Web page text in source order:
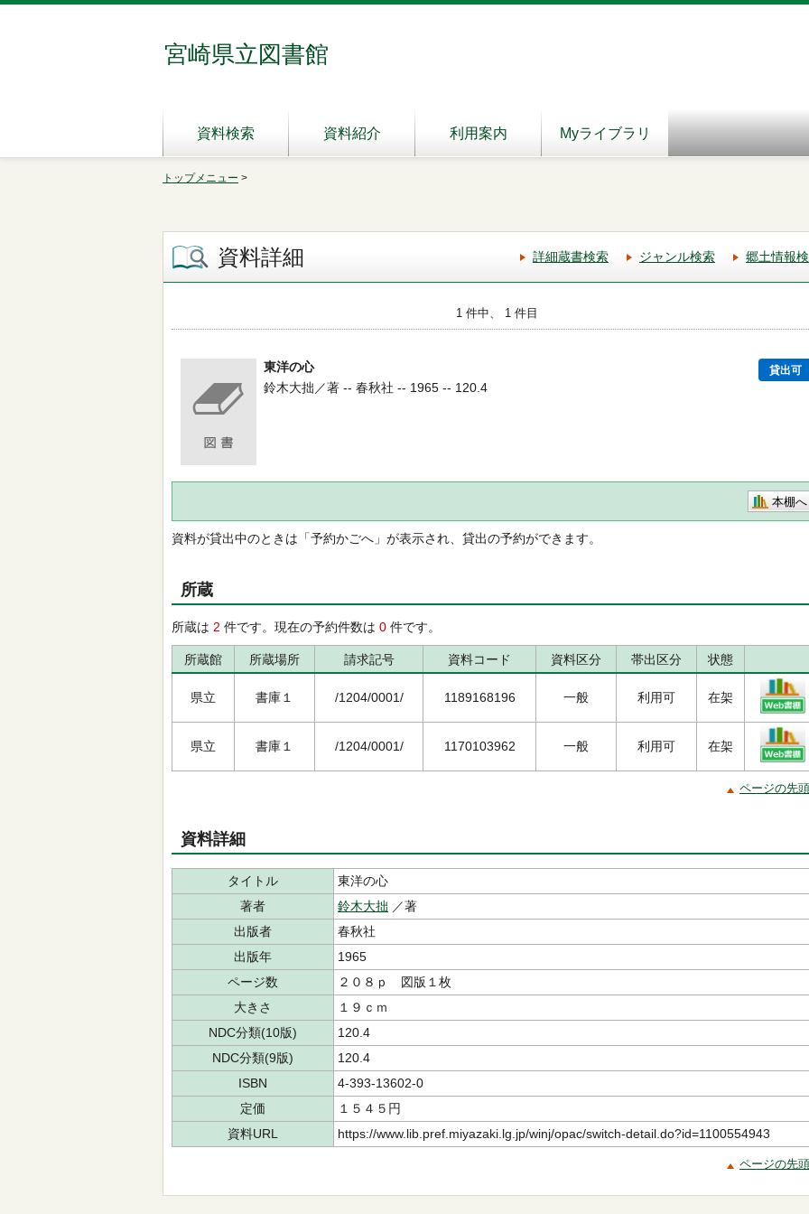
宮崎県立図書館
資料検索 資料紹介 利用案内 Myライブラリ
トップメニュー >
資料詳細 詳細蔵書検索 ジャンル検索 郷土情報
1 件中、 1 件目
東洋の心 貸出可
鈴木大拙／著 -- 春秋社 -- 1965 -- 120.4
本棚へ
資料が貸出中のときは「予約かごへ」が表示され、貸出の予約ができます。
所蔵
所蔵は 2 件です。現在の予約件数は 0 件です。
所蔵館 所蔵場所 請求記号 資料コード 資料区分 帯出区分 状態
県立 書庫１ /1204/0001/ 1189168196 一般 利用可 在架
県立 書庫１ /1204/0001/ 1170103962 一般 利用可 在架
ページの先
資料詳細
タイトル
東洋の心
著者
鈴木大拙 ／著
出版者
春秋社
出版年
1965
ページ数
２０８ｐ 図版１枚
大きさ
１９ｃｍ
NDC分類(10版)
120.4
NDC分類(9版)
120.4
ISBN
4-393-13602-0
定価
１５４５円
資料URL
https://www.lib.pref.miyazaki.lg.jp/winj/opac/switch-detail.do?id=1100554943
ページの先